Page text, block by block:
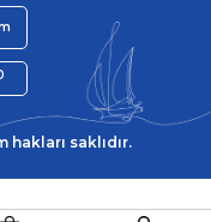
saklıdır.